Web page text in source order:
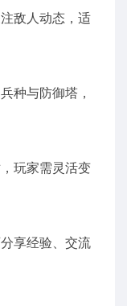
敌人动态，适
种与防御塔，
玩家需灵活变
享经验、交流